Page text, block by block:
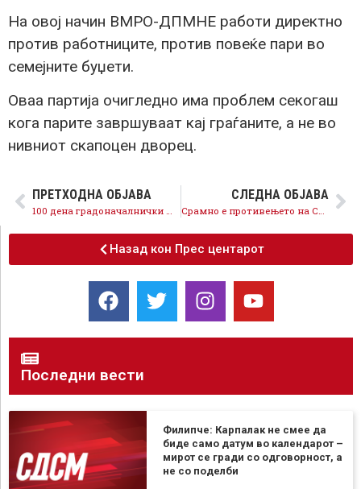
На овој начин ВМРО-ДПМНЕ работи директно
против работниците, против повеќе пари во
семејните буџети.
Оваа партија очигледно има проблем секогаш
кога парите завршуваат кај граѓаните, а не во
нивниот скапоцен дворец.
ПРЕТХОДНА ОБЈАВА СЛЕДНА ОБЈАВА
Назад кон Прес центарот
Последни вести
Филипче: Карпалак не смее да
биде само датум во календарот –
мирот се гради со одговорност, а
не со поделби